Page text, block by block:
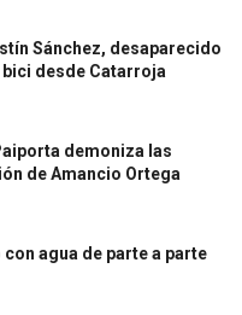
Sánchez, desaparecido
desde Catarroja
demoniza las
de Amancio Ortega
agua de parte a parte